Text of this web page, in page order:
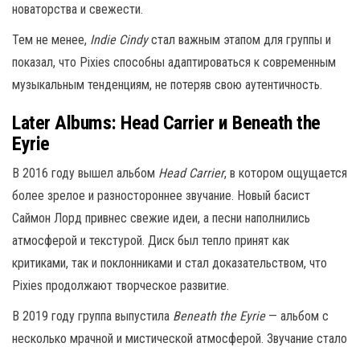
новаторства и свежести.
Тем не менее, Indie Cindyстал важным этапом для группы и
показал, что Pixies способны адаптироваться к современным
музыкальным тенденциям, не потеряв свою аутентичность.
Later Albums: Head Carrier и Beneath the
Eyrie
В 2016 году вышел альбом Head Carrier, в котором ощущается
более зрелое и разностороннее звучание. Новый басист
Саймон Лорд привнес свежие идеи, а песни наполнились
атмосферой и текстурой. Диск был тепло принят как
критиками, так и поклонниками и стал доказательством, что
Pixies продолжают творческое развитие.
В 2019 году группа выпустила Beneath the Eyrie— альбом с
несколько мрачной и мистической атмосферой. Звучание стало